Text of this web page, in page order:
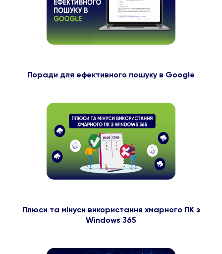
Поради для ефективного пошуку в Google
Плюси та мінуси використання хмарного ПК з
Windows 365